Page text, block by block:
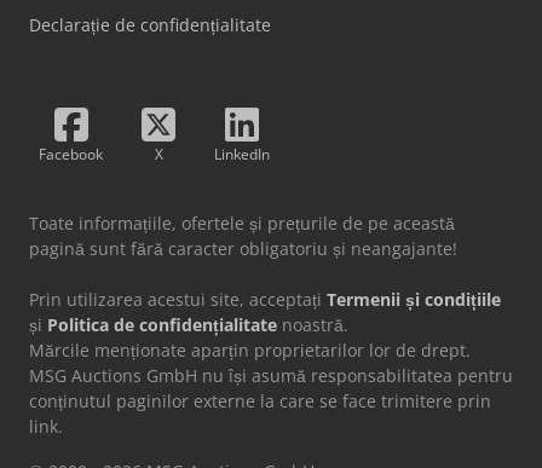
Declarație de confidențialitate
Facebook X LinkedIn
Toate informațiile, ofertele și prețurile de pe această
pagină sunt fără caracter obligatoriu și neangajante!
Prin utilizarea acestui site, acceptați Termenii și condițiile
și Politica de confidențialitate noastră.
Mărcile menționate aparțin proprietarilor lor de drept.
MSG Auctions GmbH nu își asumă responsabilitatea pentru
conținutul paginilor externe la care se face trimitere prin
link.